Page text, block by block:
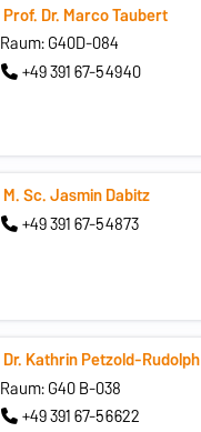
Prof. Dr. Marco Taubert
Raum: G40D-084
+49 391 67-54940
M. Sc. Jasmin Dabitz
+49 391 67-54873
Dr. Kathrin Petzold-Rudolph
Raum: G40 B-038
+49 391 67-56622